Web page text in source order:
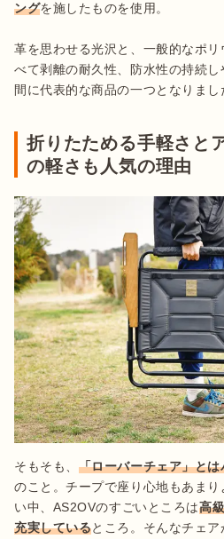
ングを施したものを使用。
革を思わせる光沢と、一般的なポ
べて剥離の耐久性、防水性の持続
間に代表的な商品の一つとなりまし
折りたためる手軽さと
の軽さも人気の理由
そもそも、 「ローバーチェア」と
のこと。チープで座り心地もあま
い中、AS2OVのすごいところは高
充実しているところ。そんなチェ